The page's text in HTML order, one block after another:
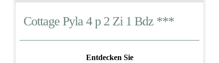
Cottage Pyla 4 p 2 Zi 1 Bdz ***
Entdecken Sie